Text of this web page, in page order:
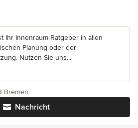
Ihr Innenraum-Ratgeber in allen
Planung oder der
Nutzen Sie uns...
Nachricht
Bremen